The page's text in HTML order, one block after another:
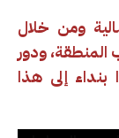
ومن خلال
ودور
إلى هذا